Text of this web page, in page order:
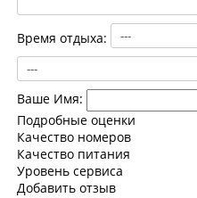
Время отдыха:
Ваше Имя:
Подробные оценки
Качество номеров
Качество питания
Уровень сервиса
Добавить отзыв